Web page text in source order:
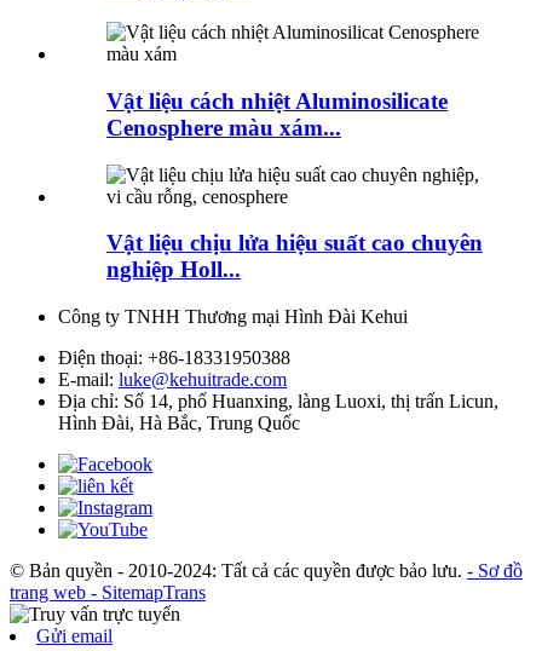
Vật liệu cách nhiệt Aluminosilicate
Cenosphere màu xám...
Vật liệu chịu lửa hiệu suất cao chuyên
nghiệp Holl...
Công ty TNHH Thương mại Hình Đài Kehui
Điện thoại: +86-18331950388
E-mail: luke@kehuitrade.com
Địa chỉ: Số 14, phố Huanxing, làng Luoxi, thị trấn Licun,
Hình Đài, Hà Bắc, Trung Quốc
© Bản quyền - 2010-2024: Tất cả các quyền được bảo lưu. - Sơ đồ
trang web - SitemapTrans
Gửi email